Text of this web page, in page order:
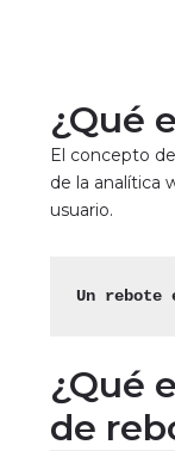
¿Qué
El concepto
de la analítica
usuario.
Un rebote
¿Qué
de